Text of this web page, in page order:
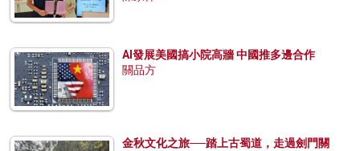
AI發展美國搞小院高牆 中國推多邊合作
關品方
金秋文化之旅──踏上古蜀道，走過劍門關